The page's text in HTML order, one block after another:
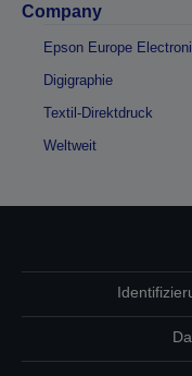
Company
Epson Europe
Digigraphie
Textil-Direktdruck
Weltweit